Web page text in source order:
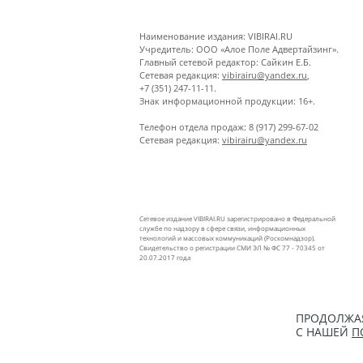
Наименование издания: VIBIRAI.RU
Учредитель: ООО «Алое Поле Адвертайзинг».
Главный сетевой редактор: Сайкин Е.Б.
Сетевая редакция: vibirairu@yandex.ru
+7 (351) 247-11-11.
Знак информационной продукции: 16+.
Телефон отдела продаж: 8 (917) 299-67-02
Сетевая редакция: vibirairu@yandex.ru
Сетевое издание VIBIRAI.RU зарегистрировано в Федеральной
службе по надзору в сфере связи, информационных
технологий и массовых коммуникаций (Роскомнадзор).
Свидетельство о регистрации СМИ ЭЛ № ФС 77 - 70345 от
20.07.2017 года
С НАШЕЙ